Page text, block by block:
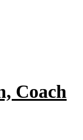
Coach